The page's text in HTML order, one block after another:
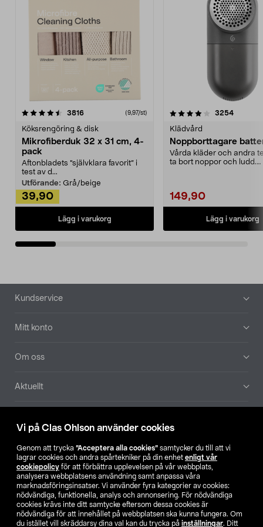
Vi på Clas Ohlson använder cookies
Genom att trycka ”Acceptera alla cookies” samtycker du till att vi
lagrar cookies och andra spårtekniker på din enhet enligt vår
cookiepolicy för att förbättra upplevelsen på vår webbplats,
analysera webbplatsens användning samt anpassa våra
marknadsföringsinsatser. Vi använder fyra kategorier av cookies:
nödvändiga, funktionella, analys och annonsering. För nödvändiga
cookies krävs inte ditt samtycke eftersom dessa cookies är
nödvändiga för att innehållet på webbplatsen ska kunna fungera. Om
du istället vill skräddarsy dina val kan du trycka på inställningar. Ditt
3816recensioner (9,97/st)
Köksrengöring & disk
Mikrofiberduk 32 x 31 cm, 4-
pack
Aftonbladets "självklara favorit” i
test av d...
Utförande: Grå/beige
39,90
Lägg i varukorg
4.0av 5 stjärnor 3254
Klädvård
Noppborttagare
Vårda kläder och andra
ta bort noppor och ludd.
149,90
Lägg i varukorg
4.5av 5 stjärnor
Sidfot
Kundservice
Mitt konto
Om oss
Aktuellt
Hitta butik
SE NO FI